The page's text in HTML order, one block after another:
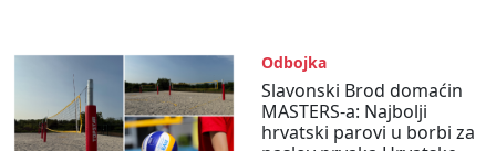
Odbojka
Slavonski Brod domaćin
MASTERS-a: Najbolji
hrvatski parovi u borbi za